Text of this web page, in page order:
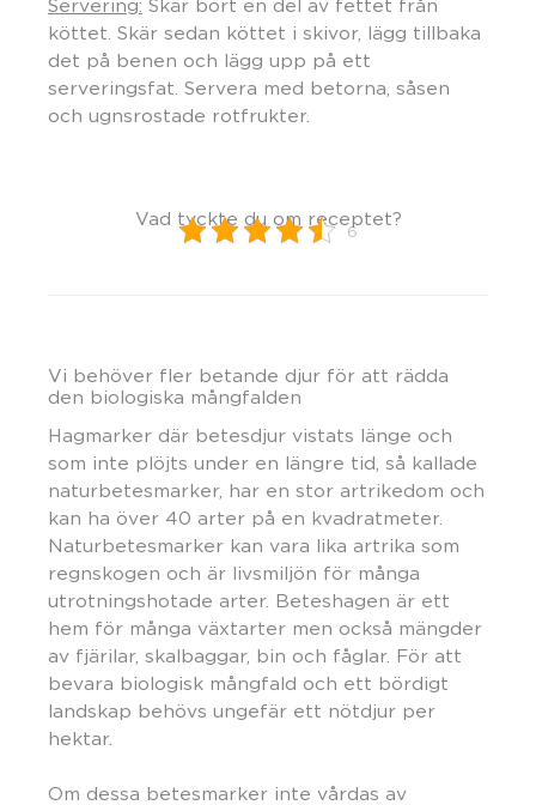
Servering: Skär bort en del av fettet från
köttet. Skär sedan köttet i skivor, lägg tillbaka
det på benen och lägg upp på ett
serveringsfat. Servera med betorna, såsen
och ugnsrostade rotfrukter.
Vad tyckte du om receptet?
6
Vi behöver fler betande djur för att rädda
den biologiska mångfalden
Hagmarker där betesdjur vistats länge och
som inte plöjts under en längre tid, så kallade
naturbetesmarker, har en stor artrikedom och
kan ha över 40 arter på en kvadratmeter.
Naturbetesmarker kan vara lika artrika som
regnskogen och är livsmiljön för många
utrotningshotade arter. Beteshagen är ett
hem för många växtarter men också mängder
av fjärilar, skalbaggar, bin och fåglar. För att
bevara biologisk mångfald och ett bördigt
landskap behövs ungefär ett nötdjur per
hektar.
Om dessa betesmarker inte vårdas av